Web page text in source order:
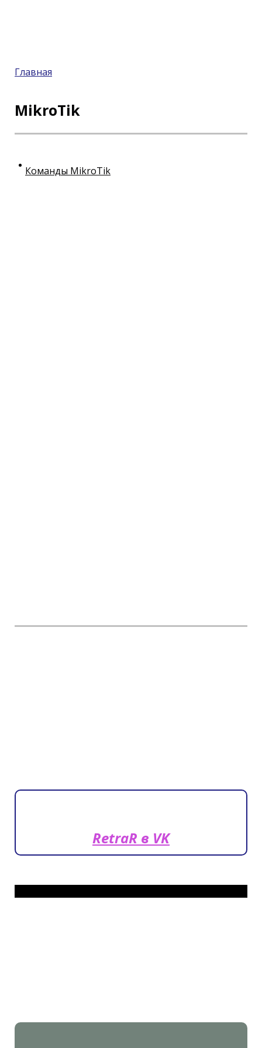
Главная
MikroTik
Команды MikroTik
RetraR в VK